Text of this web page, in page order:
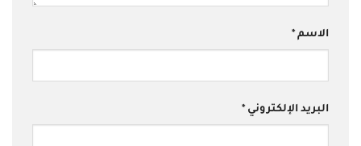
الاسم *
البريد الإلكتروني *